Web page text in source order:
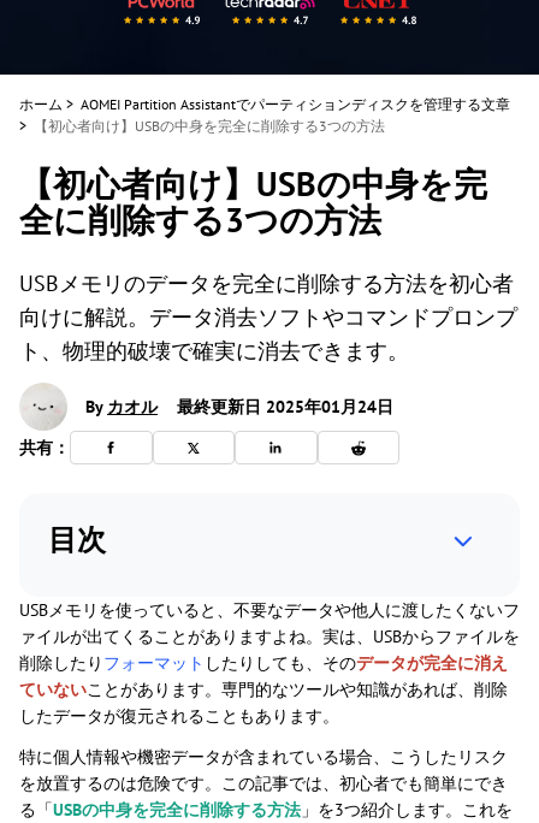
ホーム > AOMEI Partition Assistantでパーティションディスクを管理する文章
>
【初心者向け】USBの中身を完全に削除する3つの方法
【初心者向け】USBの中身を完
全に削除する3つの方法
USBメモリのデータを完全に削除する方法を初心者
向けに解説。データ消去ソフトやコマンドプロンプ
ト、物理的破壊で確実に消去できます。
By カオル
最終更新日 2025年01月24日
共有：
目次
USBメモリを使っていると、不要なデータや他人に渡したくないフ
ァイルが出てくることがありますよね。実は、USBからファイルを
削除したり フォーマット したりしても、そのデータが完全に消え
ていないことがあります。専門的なツールや知識があれば、削除
したデータが復元されることもあります。
特に個人情報や機密データが含まれている場合、こうしたリスク
を放置するのは危険です。この記事では、初心者でも簡単にでき
る「USBの中身を完全に削除する方法 」を3つ紹介します。これを